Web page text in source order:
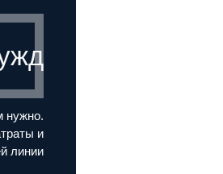
нужно.
и
линии